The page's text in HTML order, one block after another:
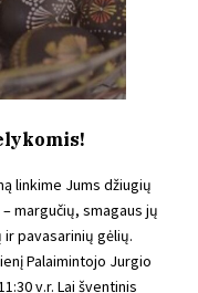
linkime Jums džiugių
margučių, smagaus jų
pavasarinių gėlių.
Palaimintojo Jurgio
v.r. Lai šventinis